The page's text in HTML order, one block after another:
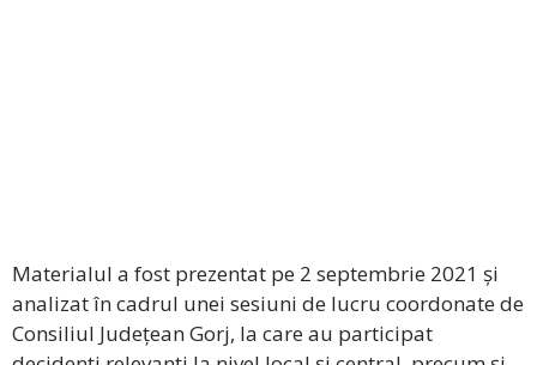
Materialul a fost prezentat pe 2 septembrie 2021 și
analizat în cadrul unei sesiuni de lucru coordonate de
Consiliul Județean Gorj, la care au participat